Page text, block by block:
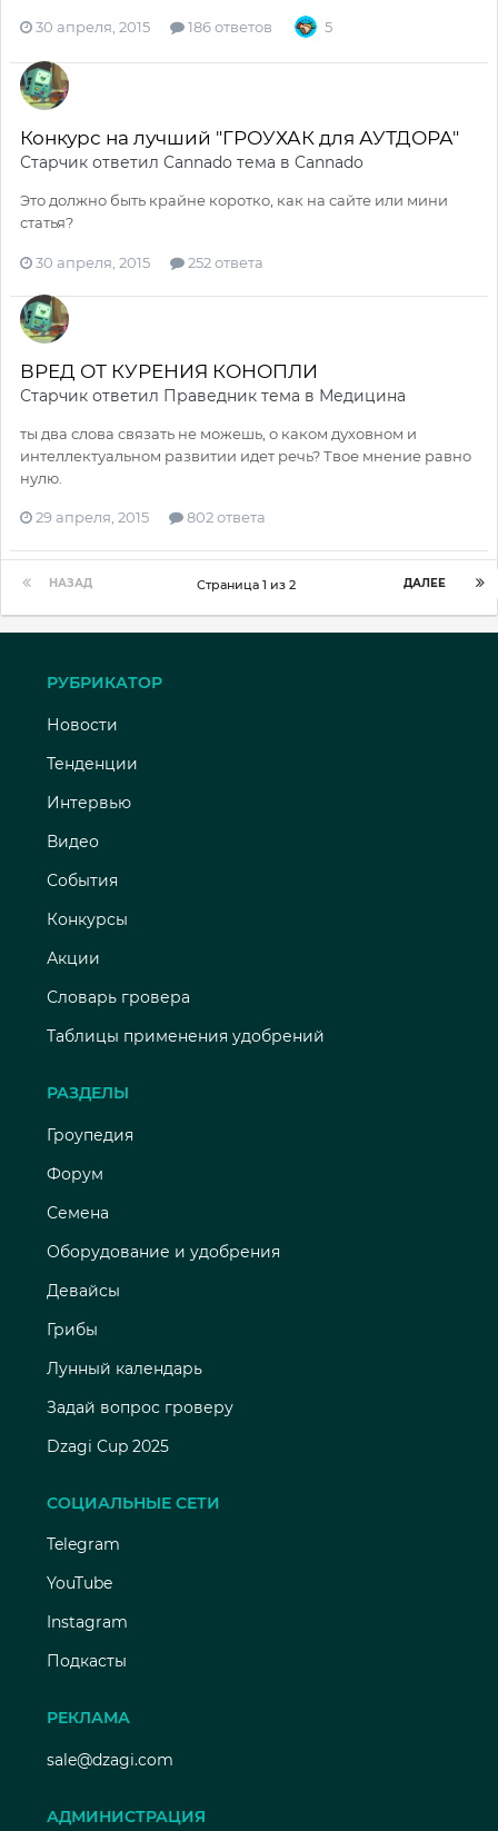
30 апреля, 2015 186 ответов 5
Конкурс на лучший "ГРОУХАК для АУТДОРА"
Старчик ответил Cannado тема в Cannado
Это должно быть крайне коротко, как на сайте или мини
статья?
30 апреля, 2015 252 ответа
ВРЕД ОТ КУРЕНИЯ КОНОПЛИ
Старчик ответил Праведник тема в Медицина
ты два слова связать не можешь, о каком духовном и
интеллектуальном развитии идет речь? Твое мнение равно
нулю.
29 апреля, 2015 802 ответа
НАЗАД ДАЛЕЕ
Страница 1 из 2
РУБРИКАТОР
Новости
Тенденции
Интервью
Видео
События
Конкурсы
Акции
Словарь гровера
Таблицы применения удобрений
РАЗДЕЛЫ
Гроупедия
Форум
Семена
Оборудование и удобрения
Девайсы
Грибы
Лунный календарь
Задай вопрос гроверу
Dzagi Cup 2025
СОЦИАЛЬНЫЕ СЕТИ
Telegram
YouTube
Instagram
Подкасты
РЕКЛАМА
sale@dzagi.com
АДМИНИСТРАЦИЯ